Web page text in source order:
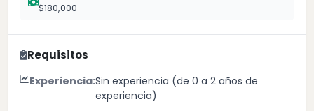
$180,000
Requisitos
Experiencia:Sin experiencia (de 0 a 2 años de
experiencia)